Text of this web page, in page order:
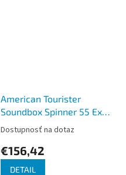
American Tourister
Soundbox Spinner 55 Exp.
Dostupnosť na dotaz
€156,42
DETAIL